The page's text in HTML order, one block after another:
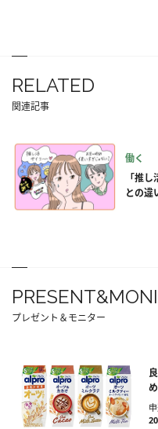
RELATED
関連記事
働く
「推
との違
プレゼント＆モニター